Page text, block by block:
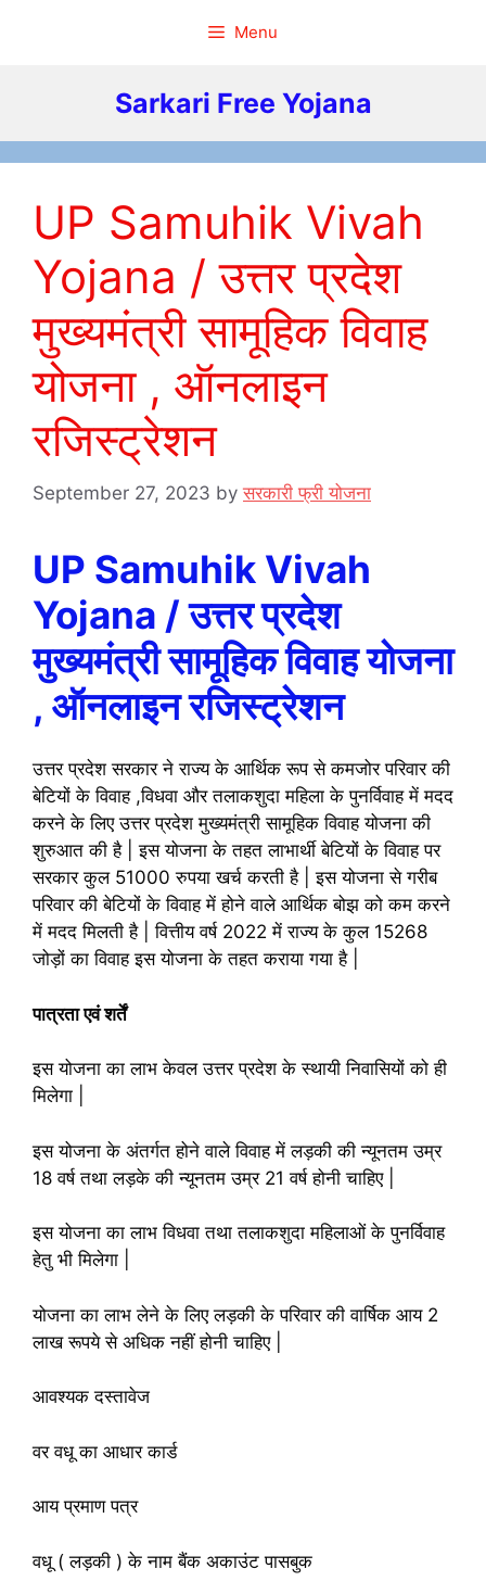
Menu
Sarkari Free Yojana
UP Samuhik Vivah
Yojana / उत्तर प्रदेश
मुख्यमंत्री सामूहिक विवाह
योजना , ऑनलाइन
रजिस्ट्रेशन
September 27, 2023 byसरकारी फ्री योजना
UP Samuhik Vivah
Yojana / उत्तर प्रदेश
मुख्यमंत्री सामूहिक विवाह योजना
, ऑनलाइन रजिस्ट्रेशन
उत्तर प्रदेश सरकार ने राज्य के आर्थिक रूप से कमजोर परिवार की
बेटियों के विवाह ,विधवा और तलाकशुदा महिला के पुनर्विवाह में मदद
करने के लिए उत्तर प्रदेश मुख्यमंत्री सामूहिक विवाह योजना की
शुरुआत की है | इस योजना के तहत लाभार्थी बेटियों के विवाह पर
सरकार कुल 51000 रुपया खर्च करती है | इस योजना से गरीब
परिवार की बेटियों के विवाह में होने वाले आर्थिक बोझ को कम करने
में मदद मिलती है | वित्तीय वर्ष 2022 में राज्य के कुल 15268
जोड़ों का विवाह इस योजना के तहत कराया गया है |
पात्रता एवं शर्तें
इस योजना का लाभ केवल उत्तर प्रदेश के स्थायी निवासियों को ही
मिलेगा |
इस योजना के अंतर्गत होने वाले विवाह में लड़की की न्यूनतम उम्र
18 वर्ष तथा लड़के की न्यूनतम उम्र 21 वर्ष होनी चाहिए |
इस योजना का लाभ विधवा तथा तलाकशुदा महिलाओं के पुनर्विवाह
हेतु भी मिलेगा |
योजना का लाभ लेने के लिए लड़की के परिवार की वार्षिक आय 2
लाख रूपये से अधिक नहीं होनी चाहिए |
आवश्यक दस्तावेज
वर वधू का आधार कार्ड
आय प्रमाण पत्र
वधू ( लड़की ) के नाम बैंक अकाउंट पासबुक